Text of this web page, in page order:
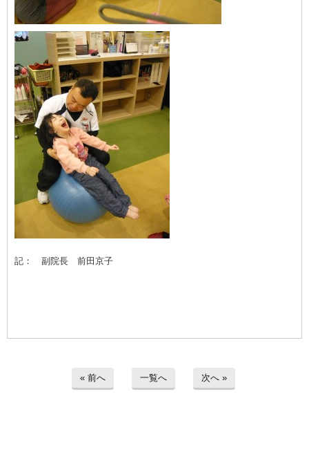
記： 副院長 前田京子
« 前へ 一覧へ 次へ »